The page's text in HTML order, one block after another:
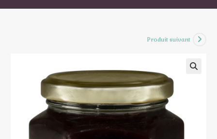
Produit suivant